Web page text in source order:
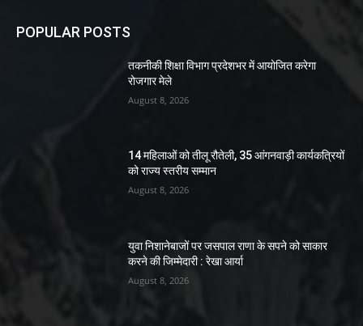
POPULAR POSTS
तकनीकी शिक्षा विभाग प्रदेशभर में आयोजित करेगा
रोजगार मेले
August 8, 2026
14 महिलाओं को तीलू रौतेली, 35 आंगनवाड़ी कार्यकत्रियों
को राज्य स्तरीय सम्मान
August 8, 2026
युवा निशानेबाजों पर जसपाल राणा के सपने को साकार
करने की जिम्मेदारी : रेखा आर्या
August 8, 2026